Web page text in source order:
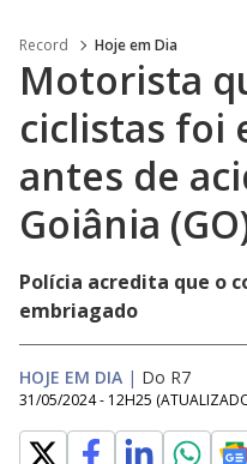
Record Hoje em Dia
Motorista
ciclistas foi
antes de
Goiânia
Polícia acredita que o
embriagado
HOJE EM DIA | Do R7
31/05/2024 - 12H25